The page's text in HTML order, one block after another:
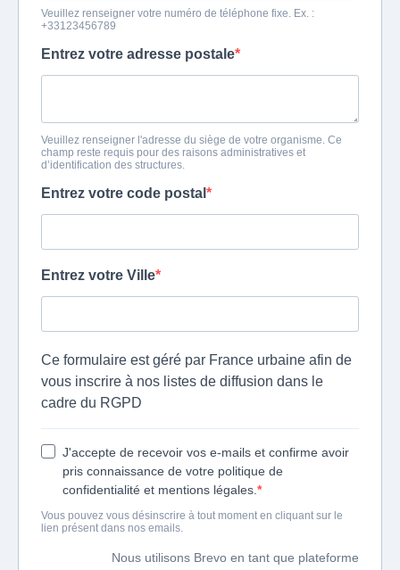
Veuillez renseigner votre numéro de téléphone fixe. Ex. :
+33123456789
Entrez votre adresse postale
Veuillez renseigner l'adresse du siège de votre organisme. Ce
champ reste requis pour des raisons administratives et
d’identification des structures.
Entrez votre code postal
Entrez votre Ville
Ce formulaire est géré par France urbaine afin de
vous inscrire à nos listes de diffusion dans le
cadre du RGPD
J'accepte de recevoir vos e-mails et confirme avoir
pris connaissance de votre politique de
confidentialité et mentions légales.
Vous pouvez vous désinscrire à tout moment en cliquant sur le
lien présent dans nos emails.
Nous utilisons Brevo en tant que plateforme